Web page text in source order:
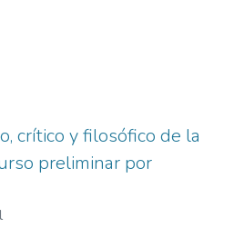
crítico y filosófico de la
preliminar por